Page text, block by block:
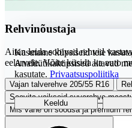
Rehvinõustaja
Aitan leida sobivad rehvid
eelarvele. Võite küsida ka auto
Vajan talverehve 205/55 R16
Soovita vaikseid suverehve
Mis vahe on soodsa ja premium
Kasutame küpsiseid teie
Analüütikaküpsised aitavad
kasutate. Privaatsuspoliitika
Keeldu